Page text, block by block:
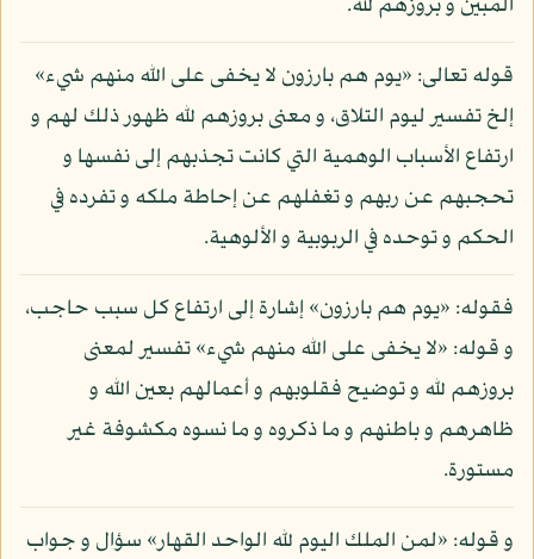
المبين و بروزهم لله.
قوله تعالى: «يوم هم بارزون لا يخفى على الله منهم شيء»
إلخ تفسير ليوم التلاق، و معنى بروزهم لله ظهور ذلك لهم و
ارتفاع الأسباب الوهمية التي كانت تجذبهم إلى نفسها و
تحجبهم عن ربهم و تغفلهم عن إحاطة ملكه و تفرده في
الحكم و توحده في الربوبية و الألوهية.
فقوله: «يوم هم بارزون» إشارة إلى ارتفاع كل سبب حاجب،
و قوله: «لا يخفى على الله منهم شيء» تفسير لمعنى
بروزهم لله و توضيح فقلوبهم و أعمالهم بعين الله و
ظاهرهم و باطنهم و ما ذكروه و ما نسوه مكشوفة غير
مستورة.
و قوله: «لمن الملك اليوم لله الواحد القهار» سؤال و جواب